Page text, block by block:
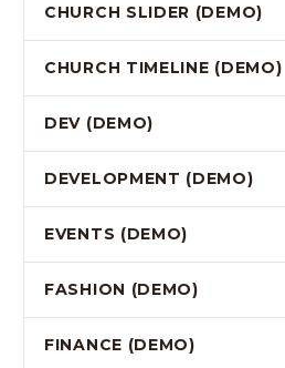
CHURCH SLIDER (DEMO)
CHURCH TIMELINE (DEMO)
DEV (DEMO)
DEVELOPMENT (DEMO)
EVENTS (DEMO)
FASHION (DEMO)
FINANCE (DEMO)